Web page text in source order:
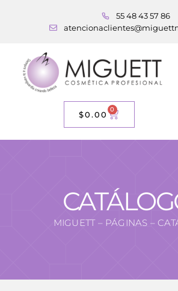
55 48 43 57 86
$0.00 0
MIGUETT – PÁGINAS –